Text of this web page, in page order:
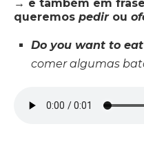
→ e também em
queremos pedirou
Do you want to
comer algumas